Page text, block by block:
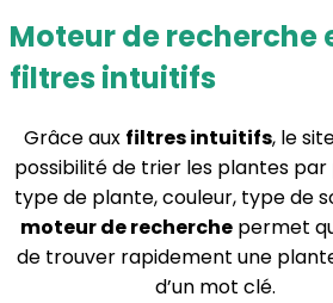
Moteur de recherche
filtres intuitifs
Grâce aux filtres intuitifs, le
possibilité de trier les plantes par
type de plante, couleur, type de
moteur de recherche permet
de trouver rapidement une
d’un mot clé.